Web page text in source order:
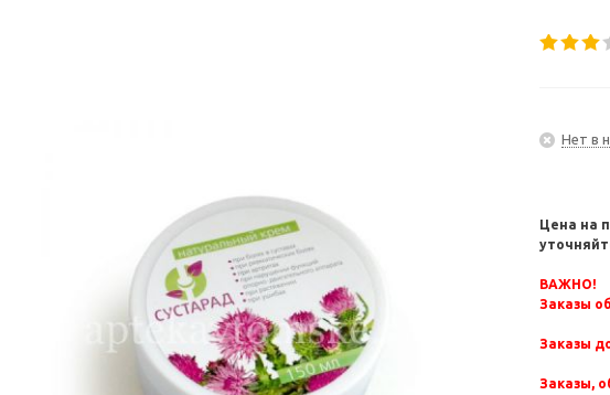
Нет в
Цена на
ВАЖНО!
Заказы
Заказы
Заказы,